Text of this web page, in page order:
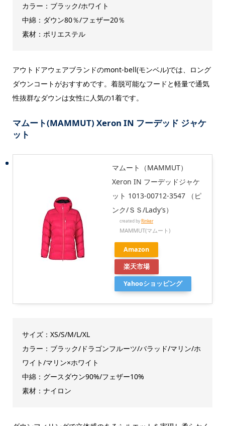
カラー：ブラック/ホワイト
中綿：ダウン80％/フェザー20％
素材：ポリエステル
アウトドアウェアブランドのmont-bell(モンベル)では、ロング
ダウンコートがおすすめです。着脱可能なフードと軽量で通気
性抜群なダウンは女性に人気の1着です。
マムート(MAMMUT) Xeron IN フーデッド ジャケ
ット
マムート（MAMMUT）
Xeron IN フーデッドジャケ
ット 1013-00712-3547 （ピ
ンク/ＳＳ/Lady’s）
created byRinker
MAMMUT(マムート)
Amazon
楽天市場
Yahooショッピング
サイズ：XS/S/M/L/XL
カラー：ブラック/ドラゴンフルーツ/バラッド/マリン/ホ
ワイト/マリン×ホワイト
中綿：グースダウン90%/フェザー10%
素材：ナイロン